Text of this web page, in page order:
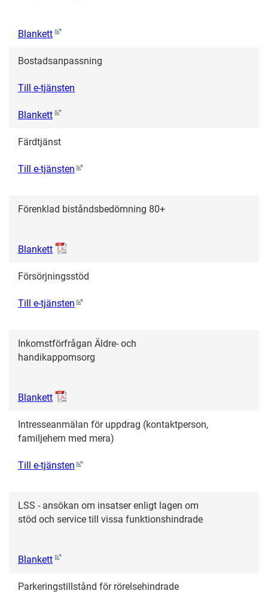
Blankett
Bostadsanpassning
Till e-tjänsten
Blankett
Färdtjänst
Till e-tjänsten
Förenklad biståndsbedömning 80+
Blankett
Försörjningsstöd
Till e-tjänsten
Inkomstförfrågan Äldre- och
handikappomsorg
Blankett
Intresseanmälan för uppdrag (kontaktperson,
familjehem med mera)
Till e-tjänsten
LSS - ansökan om insatser enligt lagen om
stöd och service till vissa funktionshindrade
Blankett
Parkeringstillstånd för rörelsehindrade